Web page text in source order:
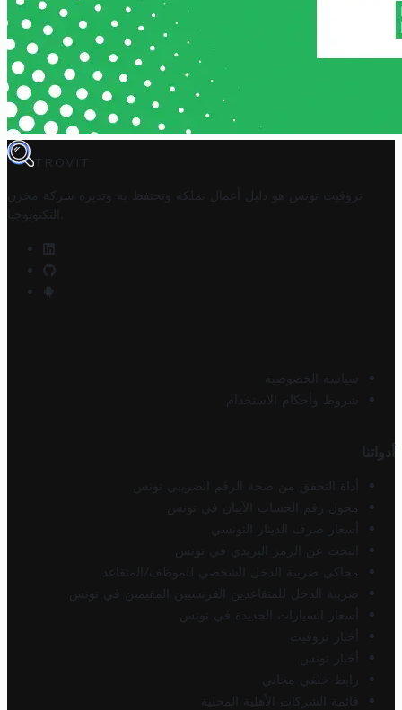
TROVIT
تروفيت تونس هو دليل أعمال تملكه وتحتفظ به وتديره
شركة مخزن
التكنولوجيا
سياسة الخصوصية
شروط وأحكام الاستخدام
أدواتنا
أداة التحقق من صحة الرقم الضريبي تونس
محول رقم الحساب الآيبان في تونس
أسعار صرف الدينار التونسي
البحث عن الرمز البريدي في تونس
محاكي ضريبة الدخل الشخصي للموظف/المتقاعد
ضريبة الدخل للمتقاعدين الفرنسيين المقيمين في تونس
أسعار السيارات الجديدة في تونس
أخبار تروفيت
أخبار تونس
رابط خلفي مجاني
قائمة الشركات الأهلية المحلية